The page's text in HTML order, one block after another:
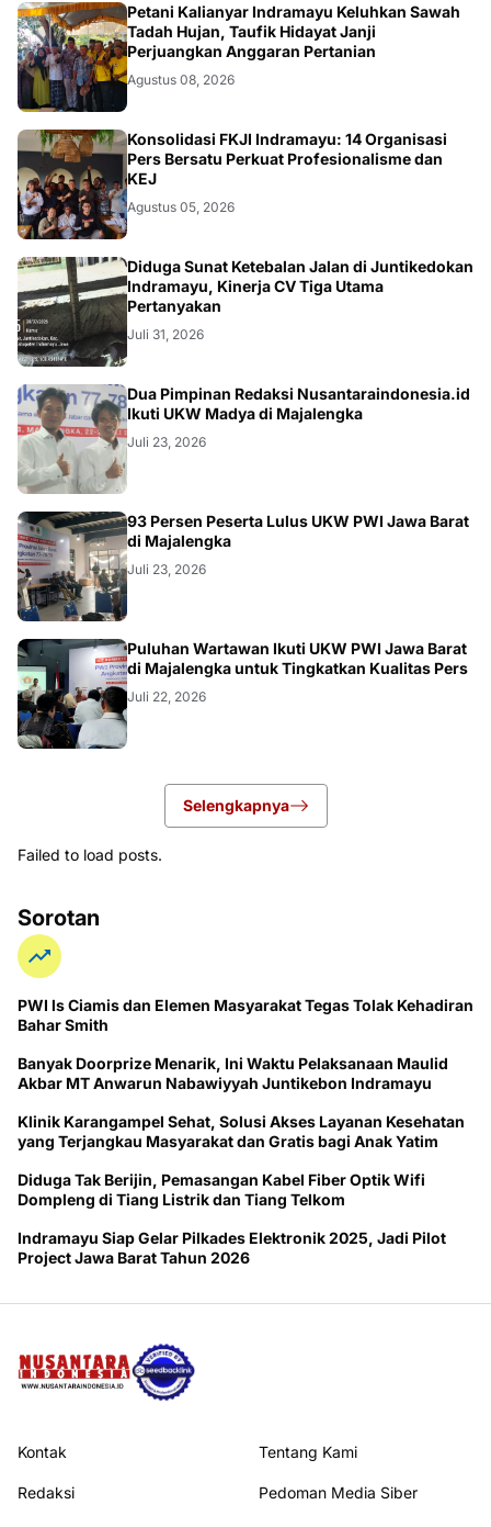
Petani Kalianyar Indramayu Keluhkan Sawah
Tadah Hujan, Taufik Hidayat Janji
Perjuangkan Anggaran Pertanian
Agustus 08, 2026
Konsolidasi FKJI Indramayu: 14 Organisasi
Pers Bersatu Perkuat Profesionalisme dan
KEJ
Agustus 05, 2026
KRIMINAL
Diduga Sunat Ketebalan Jalan di Juntikedokan
Indramayu, Kinerja CV Tiga Utama
Pertanyakan
Juli 31, 2026
Dua Pimpinan Redaksi Nusantaraindonesia.id
Ikuti UKW Madya di Majalengka
Juli 23, 2026
93 Persen Peserta Lulus UKW PWI Jawa Barat
di Majalengka
Juli 23, 2026
Puluhan Wartawan Ikuti UKW PWI Jawa Barat
di Majalengka untuk Tingkatkan Kualitas Pers
Juli 22, 2026
Selengkapnya
Failed to load posts.
Sorotan
PWI ls Ciamis dan Elemen Masyarakat Tegas Tolak Kehadiran
Bahar Smith
Banyak Doorprize Menarik, Ini Waktu Pelaksanaan Maulid
Akbar MT Anwarun Nabawiyyah Juntikebon Indramayu
Klinik Karangampel Sehat, Solusi Akses Layanan Kesehatan
yang Terjangkau Masyarakat dan Gratis bagi Anak Yatim
Diduga Tak Berijin, Pemasangan Kabel Fiber Optik Wifi
Dompleng di Tiang Listrik dan Tiang Telkom
Indramayu Siap Gelar Pilkades Elektronik 2025, Jadi Pilot
Project Jawa Barat Tahun 2026
Kontak Tentang Kami
Redaksi Pedoman Media Siber